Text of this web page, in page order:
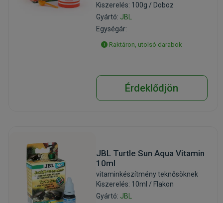
Kiszerelés: 100g / Doboz
Gyártó: JBL
Egységár:
Raktáron, utolsó darabok
Érdeklődjön
JBL Turtle Sun Aqua Vitamin
10ml
vitaminkészítmény teknősöknek
Kiszerelés: 10ml / Flakon
Gyártó: JBL